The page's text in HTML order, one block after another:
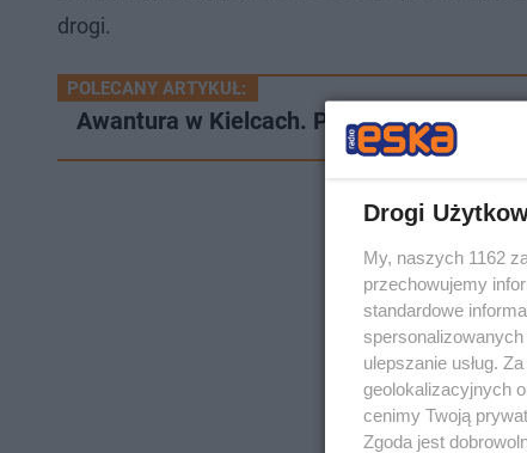
drogi.
POLECANY ARTYKUŁ:
Awantura w Kielcach. Pasażer wybił
Drogi
My, naszych 1162
przechowujemy
standardowe
ulepszanie usług.
geolokalizacyjnych
cenimy Twoją
Zgoda jest